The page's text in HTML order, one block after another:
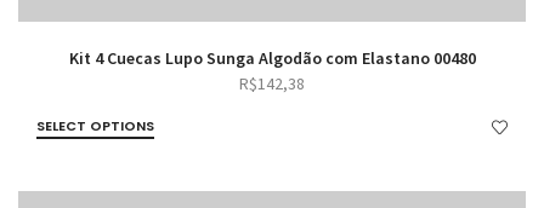
Kit 4 Cuecas Lupo Sunga Algodão com Elastano 00480
R$142,38
SELECT OPTIONS